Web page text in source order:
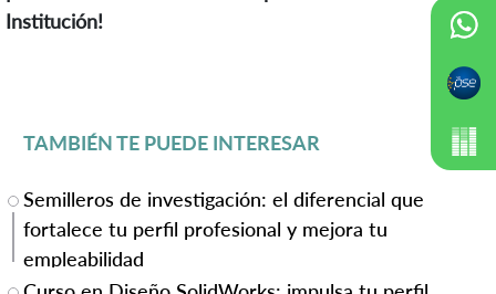
Institución!
TAMBIÉN TE PUEDE INTERESAR
Semilleros de investigación: el diferencial que
fortalece tu perfil profesional y mejora tu
empleabilidad